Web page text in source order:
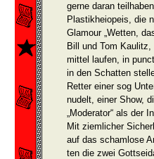
gerne daran
Plastikheiopeis, die
Glamour „Wetten,
Bill und Tom
mittel laufen, in
in den Schatten
Retter einer sog
nud­elt, einer Show,
„Moderat­or“ als der
Mit ziemlicher
auf das schamlose
ten die zwei